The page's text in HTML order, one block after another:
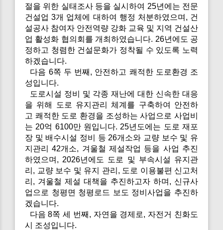
절을 위한 실태조사 등을 실시하여 25년에는 전문
건설업 3개 업체에 대하여 행정 처분하였으며, 건
설공사 참여자 안전역량 강화 교육 및 지역 건설산
업 활성화 협의회를 개최하였습니다. 26년에도 공
정하고 청렴한 건설문화가 정착될 수 있도록 노력
하겠습니다.
다음 6쪽 두 번째, 안전하고 쾌적한 도로환경 조
성입니다.
도로시설 정비 및 각종 재난에 대한 신속한 대응
을 위해 도로 유지관리 체계를 구축하여 안전하
고 쾌적한 도로 환경을 조성하는 사업으로 사업비
는 20억 6100만 원입니다. 25년도에는 도로 재포
장 및 배수시설 정비 등 26개소와 교량 보수 및 유
지관리 42개소, 겨울철 제설작업 등을 사업 추진
하였으며, 2026년에도 도로 및 부속시설 유지관
리, 교량 보수 및 유지 관리, 도로 이용불편 신고처
리, 겨울철 제설 대책을 추진하고자 하며, 신규사
업으로 청평면 청평로드 보도 정비사업을 추진하
겠습니다.
다음 8쪽 세 번째, 자연을 경제로, 자전거 친화도
시 조성입니다.